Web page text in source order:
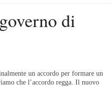
di
un accordo per formare un
che l’accordo regga. Il nuovo